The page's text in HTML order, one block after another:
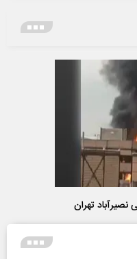
تهران